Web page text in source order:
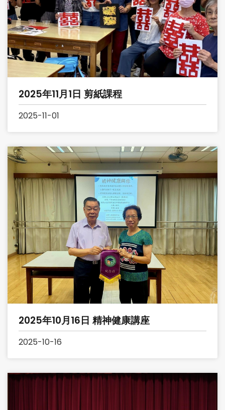
2025年11月1日 剪紙課程
2025-11-01
2025年10月16日 精神健康講座
2025-10-16